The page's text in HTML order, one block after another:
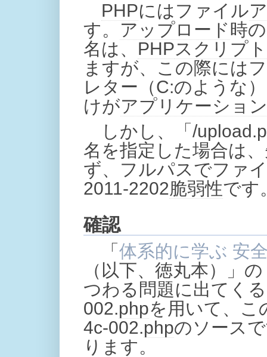
PHPにはファイル
す。 アップロード 時
名は、 PHPスクリプト
ますが、この際には
レター（C:のような
けがアプリケーション
しかし、「/
名を指定した場合は
ず、フルパスでファ
2011-2202脆弱性です
確認
「 体系的に学ぶ 安
（以下、徳丸本）」
つわる問題に出てく
002.phpを用いて、こ
4c-002.phpのソース
ります。